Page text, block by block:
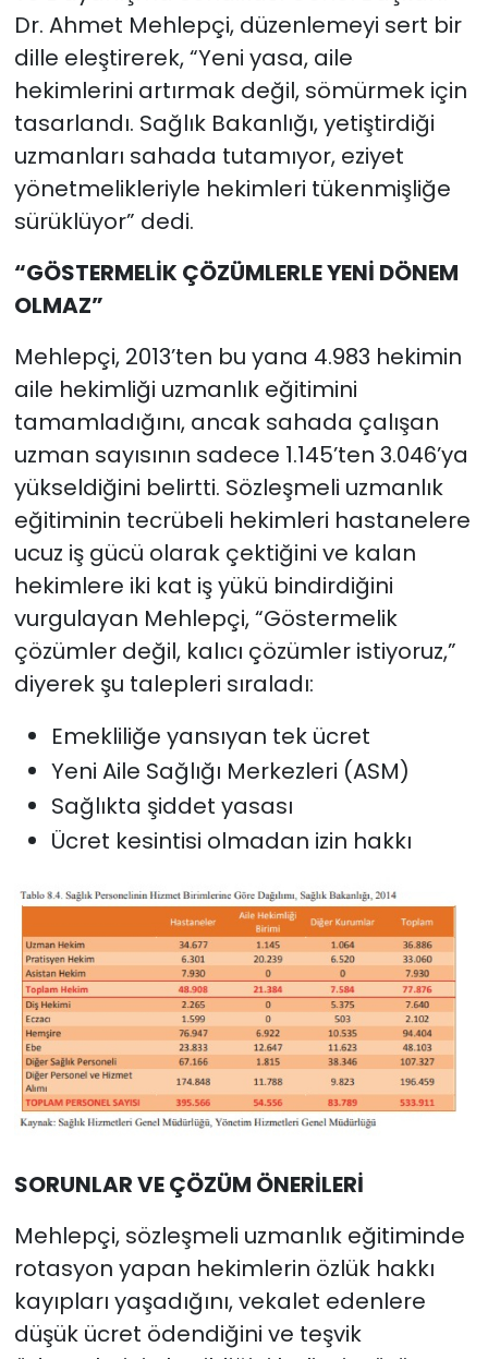
Dr. Ahmet Mehlepçi, düzenlemeyi sert bir
dille eleştirerek, “Yeni yasa, aile
hekimlerini artırmak değil, sömürmek için
tasarlandı. Sağlık Bakanlığı, yetiştirdiği
uzmanları sahada tutamıyor, eziyet
yönetmelikleriyle hekimleri tükenmişliğe
sürüklüyor” dedi.
“GÖSTERMELİK ÇÖZÜMLERLE YENİ DÖNEM
OLMAZ”
Mehlepçi, 2013’ten bu yana 4.983 hekimin
aile hekimliği uzmanlık eğitimini
tamamladığını, ancak sahada çalışan
uzman sayısının sadece 1.145’ten 3.046’ya
yükseldiğini belirtti. Sözleşmeli uzmanlık
eğitiminin tecrübeli hekimleri hastanelere
ucuz iş gücü olarak çektiğini ve kalan
hekimlere iki kat iş yükü bindirdiğini
vurgulayan Mehlepçi, “Göstermelik
çözümler değil, kalıcı çözümler istiyoruz,”
diyerek şu talepleri sıraladı:
Emekliliğe yansıyan tek ücret
Yeni Aile Sağlığı Merkezleri (ASM)
Sağlıkta şiddet yasası
Ücret kesintisi olmadan izin hakkı
SORUNLAR VE ÇÖZÜM ÖNERİLERİ
Mehlepçi, sözleşmeli uzmanlık eğitiminde
rotasyon yapan hekimlerin özlük hakkı
kayıpları yaşadığını, vekalet edenlere
düşük ücret ödendiğini ve teşvik